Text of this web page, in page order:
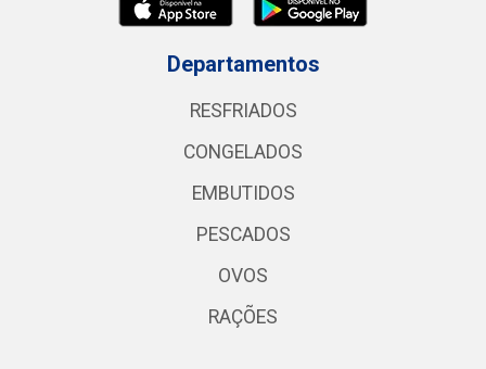
Departamentos
RESFRIADOS
CONGELADOS
EMBUTIDOS
PESCADOS
OVOS
RAÇÕES